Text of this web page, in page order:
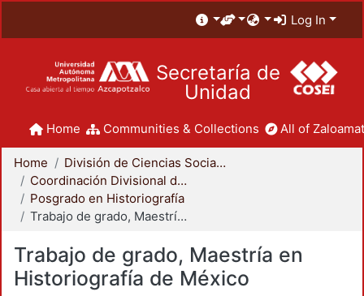
Log In
Secretaría de
Unidad
Home Communities & Collections All of
Home
División de Ciencias Sociales y Humanidades
Coordinación Divisional de Posgrado
Posgrado en Historiografía
Trabajo de grado, Maestría en Historiografía de México
Trabajo de grado, Maestría en
Historiografía de México